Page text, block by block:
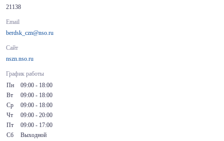
21138
Email
berdsk_czn@nso.ru
Сайт
nszn.nso.ru
График работы
Пн
09:00 - 18:00
Вт
09:00 - 18:00
Ср
09:00 - 18:00
Чт
09:00 - 20:00
Пт
09:00 - 17:00
Сб
Выходной